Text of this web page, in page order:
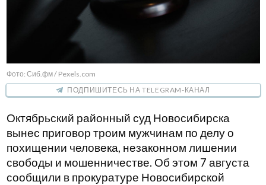
Фото: Сиб.фм / Pexels.com
ПОДПИШИТЕСЬ НА TELEGRAM-КАНАЛ
Октябрьский районный суд Новосибирска
вынес приговор троим мужчинам по делу о
похищении человека, незаконном лишении
свободы и мошенничестве. Об этом 7 августа
сообщили в прокуратуре Новосибирской